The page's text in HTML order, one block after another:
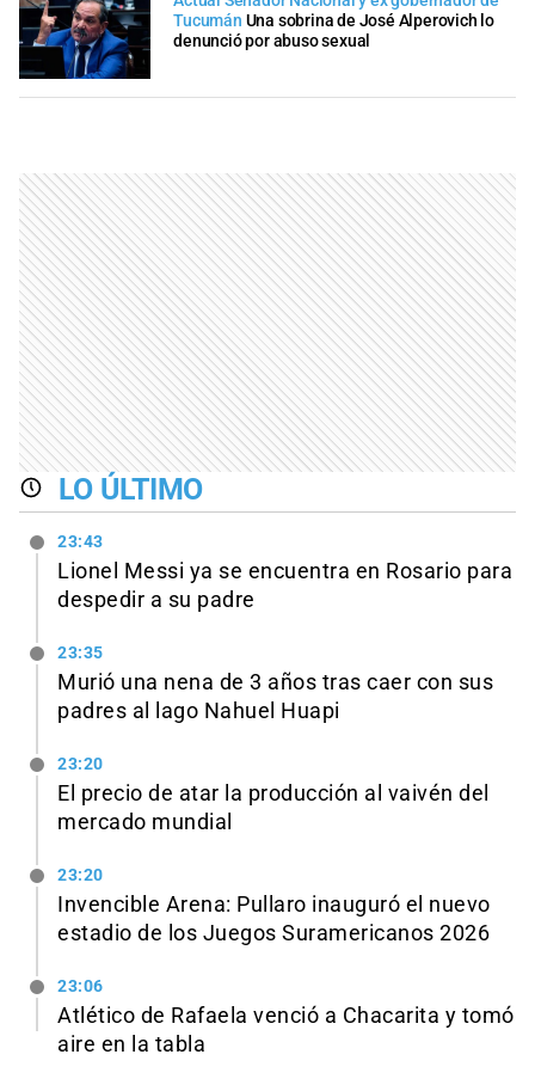
Tucumán Una sobrina de José Alperovich lo
denunció por abuso sexual
LO ÚLTIMO
23:43
Lionel Messi ya se encuentra en Rosario para
despedir a su padre
23:35
Murió una nena de 3 años tras caer con sus
padres al lago Nahuel Huapi
23:20
El precio de atar la producción al vaivén del
mercado mundial
23:20
Invencible Arena: Pullaro inauguró el nuevo
estadio de los Juegos Suramericanos 2026
23:06
Atlético de Rafaela venció a Chacarita y tomó
aire en la tabla